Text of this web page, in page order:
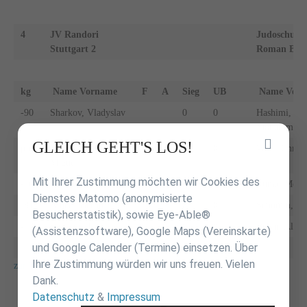
4
JV Randori
Stuttgart 2
Judoschule
Roman
kg Name Vorname F A Sieg UB Name
-90 Sharkov, Vladyslav 0 0
Hashimi,
Mohammad
plus
Monoz de Morales,
0 Wolf,
-66 Makarenko, Leonid 0 0 Tuma,
-81 Albert, Bernd 0 Schumm,
-73 Sitnikov, Lev 0 0 Bekin,
0
0
zur Tabelle
Inhalt
GLEICH GEHT'S LOS!
Mit Ihrer Zustimmung möchten wir Cookies des
Dienstes Matomo (anonymisierte
Besucherstatistik), sowie Eye-Able®
(Assistenzsoftware), Google Maps (Vereinskarte)
und Google Calender (Termine) einsetzen. Über
Ihre Zustimmung würden wir uns freuen. Vielen
Dank.
Datenschutz & Impressum